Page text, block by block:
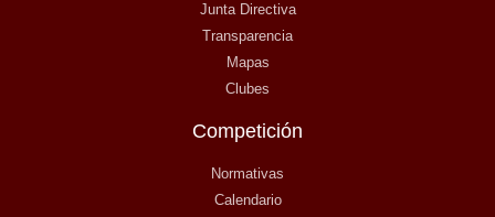
Junta Directiva
Transparencia
Mapas
Clubes
Competición
Normativas
Calendario